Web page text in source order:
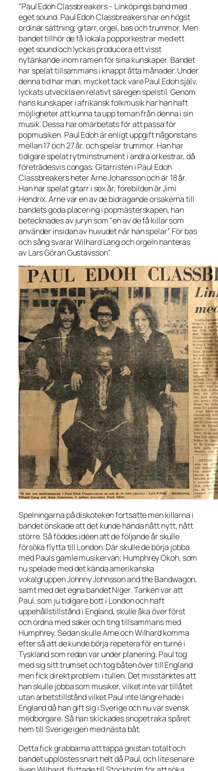
“Paul Edoh Classbreakers – Linköpings band med
eget sound. Paul Edoh Classbreakers har en högst
ordinär sättning; gitarr, orgel, bas och trummor. Men
bandet tillhör de få lokala popporkestrar med ett
eget sound och lyckas producera ett visst
nytänkande inom ramen för sina kunskaper. Bandet
har spelat tillsammans i knappt åtta månader. Under
denna tid har man, mycket tack vare Paul Edoh själv,
lyckats utveckla en relativt säregen spelstil. Genom
hans kunskaper i afrikansk folkmusik har han haft
möjligheter att kunna ta upp teman från denna i sin
musik. Dessa har omarbetats för att passa för
popmusiken. Paul Edoh är enligt uppgift någonstans
mellan 17 och 27 år, och spelar trummor. Han har
tidigare spelat rytminstrument i andra orkestrar, då
företrädesvis congas. Gitarristen i Paul Edoh
Classbreakers heter Arne Johansson och är 18 år.
Han har spelat gitarr i sex år, förebilden är Jimi
Hendrix. Arne var en av de bidragande orsakerna till
bandets goda placering i popmästerskapen, han
betecknades av juryn som ”en av de få killar som
använder insidan av huvudet när han spelar”. För bas
och sång svarar Wilhard Lang och orgeln hanteras
av Lars Göran Gustavsson”.
Spelningarna på diskoteken fortsatte men killarna i
bandet önskade att det kunde hända nått nytt, nått
större. Så föddes idéen att de följande år skulle
försöka flytta till London. Där skulle de börja jobba
med Pauls gamle musikervän; Humphrey Okoh, som
nu spelade med det kända amerikanska
vokalgruppen Johnny Johnsson and the Bandwagon,
samt med det egna bandet Niger. Tanken var att
Paul, som ju tidigare bott i London och haft
uppehållstillstånd i England, skulle åka över först
och ordna med saker och ting tillsammans med
Humphrey. Sedan skulle Arne och Wilhard komma
efter så att de kunde börja repetera för en turné i
Tyskland som redan var under planering. Paul tog
med sig sitt trumset och tog båten över till England
men fick direkt problem i tullen. Det misstänktes att
han skulle jobba som musiker, vilket inte var tillåtet
utan arbetstillstånd vilket Paul inte längre hade i
England då han gift sig i Sverige och nu var svensk
medborgare. Så han skickades snopet raka spåret
hem till Sverige igen med nästa båt.
Detta fick grabbarna att tappa gnistan totalt och
bandet upplöstes snart helt då Paul, och lite senare